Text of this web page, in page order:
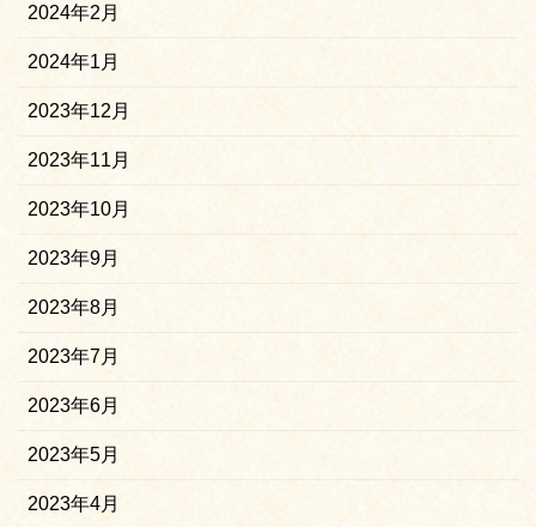
2024年2月
2024年1月
2023年12月
2023年11月
2023年10月
2023年9月
2023年8月
2023年7月
2023年6月
2023年5月
2023年4月